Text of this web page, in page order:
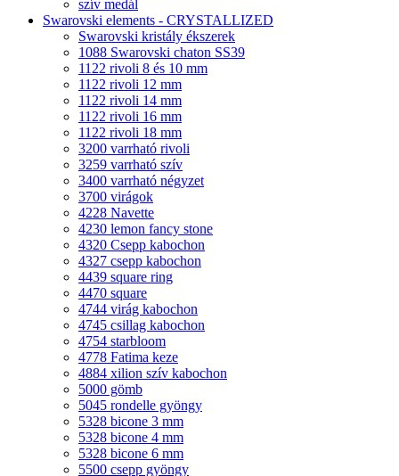
szív medál
Swarovski elements - CRYSTALLIZED
Swarovski kristály ékszerek
1088 Swarovski chaton SS39
1122 rivoli 8 és 10 mm
1122 rivoli 12 mm
1122 rivoli 14 mm
1122 rivoli 16 mm
1122 rivoli 18 mm
3200 varrható rivoli
3259 varrható szív
3400 varrható négyzet
3700 virágok
4228 Navette
4230 lemon fancy stone
4320 Csepp kabochon
4327 csepp kabochon
4439 square ring
4470 square
4744 virág kabochon
4745 csillag kabochon
4754 starbloom
4778 Fatima keze
4884 xilion szív kabochon
5000 gömb
5045 rondelle gyöngy
5328 bicone 3 mm
5328 bicone 4 mm
5328 bicone 6 mm
5500 csepp gyöngy